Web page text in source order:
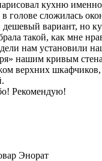
кухню
в голове сложилась
дешевый вариант, но
такой, как мне
нам установили
нашим кривым
верхних шкафчиков,
Рекомендую!
Энорат